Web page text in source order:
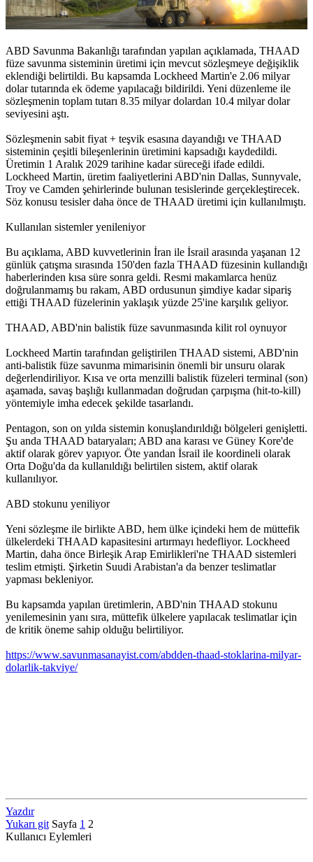
ABD Savunma Bakanlığı tarafından yapılan açıklamada, THAAD
füze savunma sisteminin üretimi için mevcut sözleşmeye değişiklik
eklendiği belirtildi. Bu kapsamda Lockheed Martin'e 2.06 milyar
dolar tutarında ek ödeme yapılacağı bildirildi. Yeni düzenleme ile
sözleşmenin toplam tutarı 8.35 milyar dolardan 10.4 milyar dolar
seviyesini aştı.
Sözleşmenin sabit fiyat + teşvik esasına dayandığı ve THAAD
sisteminin çeşitli bileşenlerinin üretimini kapsadığı kaydedildi.
Üretimin 1 Aralık 2029 tarihine kadar süreceği ifade edildi.
Lockheed Martin, üretim faaliyetlerini ABD'nin Dallas, Sunnyvale,
Troy ve Camden şehirlerinde bulunan tesislerinde gerçekleştirecek.
Söz konusu tesisler daha önce de THAAD üretimi için kullanılmıştı.
Kullanılan sistemler yenileniyor
Bu açıklama, ABD kuvvetlerinin İran ile İsrail arasında yaşanan 12
günlük çatışma sırasında 150'den fazla THAAD füzesinin kullandığı
haberlerinden kısa süre sonra geldi. Resmi makamlarca henüz
doğrulanmamış bu rakam, ABD ordusunun şimdiye kadar sipariş
ettiği THAAD füzelerinin yaklaşık yüzde 25'ine karşılık geliyor.
THAAD, ABD'nin balistik füze savunmasında kilit rol oynuyor
Lockheed Martin tarafından geliştirilen THAAD sistemi, ABD'nin
anti-balistik füze savunma mimarisinin önemli bir unsuru olarak
değerlendiriliyor. Kısa ve orta menzilli balistik füzeleri terminal (son)
aşamada, savaş başlığı kullanmadan doğrudan çarpışma (hit-to-kill)
yöntemiyle imha edecek şekilde tasarlandı.
Pentagon, son on yılda sistemin konuşlandırıldığı bölgeleri genişletti.
Şu anda THAAD bataryaları; ABD ana karası ve Güney Kore'de
aktif olarak görev yapıyor. Öte yandan İsrail ile koordineli olarak
Orta Doğu'da da kullanıldığı belirtilen sistem, aktif olarak
kullanılıyor.
ABD stokunu yeniliyor
Yeni sözleşme ile birlikte ABD, hem ülke içindeki hem de müttefik
ülkelerdeki THAAD kapasitesini artırmayı hedefliyor. Lockheed
Martin, daha önce Birleşik Arap Emirlikleri'ne THAAD sistemleri
teslim etmişti. Şirketin Suudi Arabistan'a da benzer teslimatlar
yapması bekleniyor.
Bu kapsamda yapılan üretimlerin, ABD'nin THAAD stokunu
yenilemesinin yanı sıra, müttefik ülkelere yapılacak teslimatlar için
de kritik öneme sahip olduğu belirtiliyor.
https://www.savunmasanayist.com/abdden-thaad-stoklarina-milyar-
dolarlik-takviye/
Yazdır
Yukarı git Sayfa 1 2
Kullanıcı Eylemleri